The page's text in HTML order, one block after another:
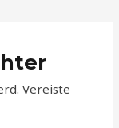
Vereiste